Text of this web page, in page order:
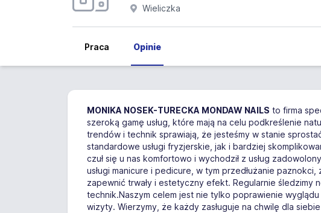
Wieliczka
Praca Opinie
MONIKA NOSEK-TURECKA MONDAW NAILS to firma
szeroką gamę usług, które mają na celu podkreślenie
trendów i technik sprawiają, że jesteśmy w stanie
standardowe usługi fryzjerskie, jak i bardziej
czuł się u nas komfortowo i wychodził z usług
usługi manicure i pedicure, w tym przedłużanie
zapewnić trwały i estetyczny efekt. Regularnie
technik.Naszym celem jest nie tylko poprawienie
wizyty. Wierzymy, że każdy zasługuje na chwilę dla